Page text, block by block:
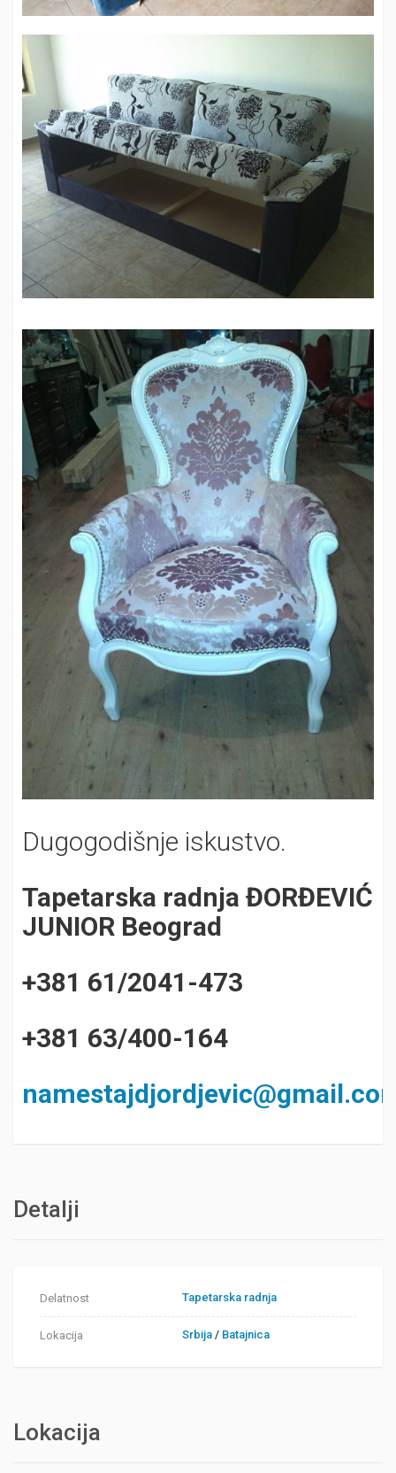
Dugogodišnje iskustvo.
Tapetarska radnja ĐORĐEVIĆ
JUNIOR Beograd
+381 61/2041-473
+381 63/400-164
Detalji
Delatnost Tapetarska radnja
Lokacija Srbija / Batajnica
Lokacija